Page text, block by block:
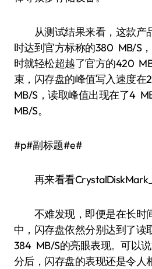
从测试结果来看，这款产
时达到官方标称的380 MB/S
时就轻松超越了官方的420
束，闪存盘的峰值写入速度在
MB/S，读取峰值出现在了4
MB/S。
#p#副标题#e#
再来看看CrystalDiskMark
不难发现，即便是在长时
中，闪存盘依然分别达到了读
384 MB/S的亮眼表现。可以
分后，闪存盘的表现还是令人